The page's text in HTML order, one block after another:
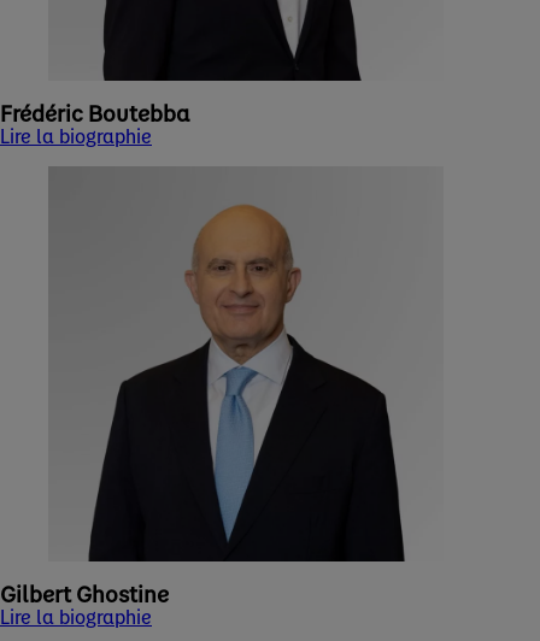
Frédéric Boutebba
Lire la biographie
Gilbert Ghostine
Lire la biographie